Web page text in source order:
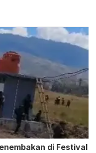
di Festival